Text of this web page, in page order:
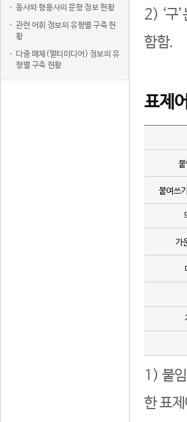
동사와 형용사의 문형 정보 현황
관련 어휘 정보의 유형별 구축 현
황
다중 매체(멀티미디어) 정보의 유
형별 구축 현황
2) ‘구
함함.
표제
붙여쓰
가
1) 붙
한 표